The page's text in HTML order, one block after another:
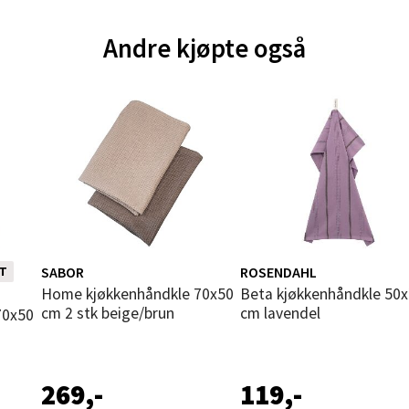
Andre kjøpte også
i
SABOR
Home kjøkkenhåndkle 70x50
cm 2 stk beige/brun
269,-
ROSENDAHL
Beta kjøkkenhåndkle 50x70
cm lavendel
119,-
- Moldetorget
6413 Molde
10-20
- Thon Senter Malmporten
dag 10-20